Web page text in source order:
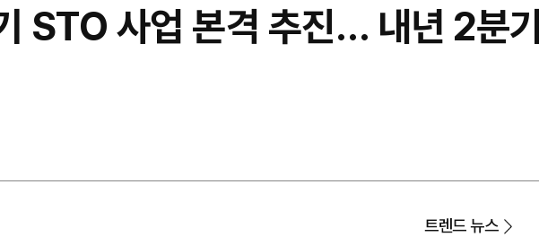
STO 사업 본격 추진… 내년 2분
트렌드 뉴스